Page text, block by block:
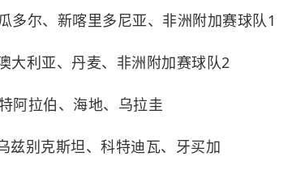
多尔、新喀里多尼亚、非洲附加赛球队1
大利亚、丹麦、非洲附加赛球队2
阿拉伯、海地、乌拉圭
兹别克斯坦、科特迪瓦、牙买加